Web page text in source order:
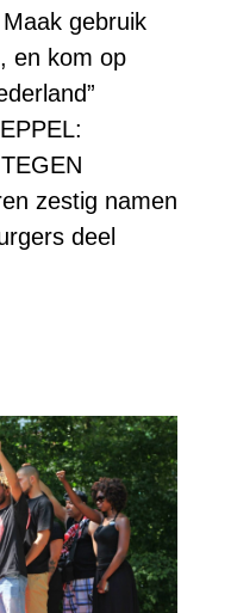
gebruik
en kom op
zestig namen
deel